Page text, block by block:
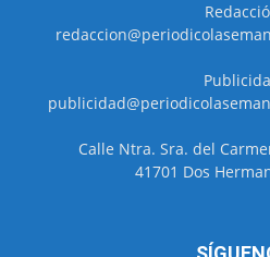
Calle Ntra. Sra. del
41701 Dos